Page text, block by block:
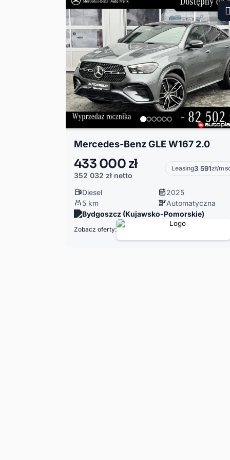
Mercedes-Benz GLE W167 2.0
433 000 zł
352 032 zł netto
Leasing3 591zł/
Diesel
2025
5 km
Automatyczna
Bydgoszcz (Kujawsko-Pomorskie)
Zobacz oferty: